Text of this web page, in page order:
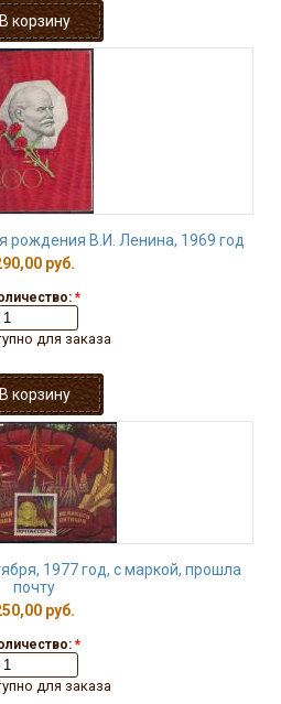
рождения В.И. Ленина, 1969 год
руб.
*
для заказа
1977 год, с маркой, прошла
почту
руб.
*
для заказа